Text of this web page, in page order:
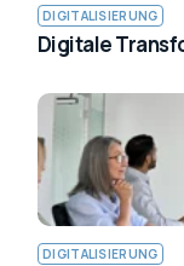
DIGITALISIERUNG
Digitale
DIGITALISIERUNG